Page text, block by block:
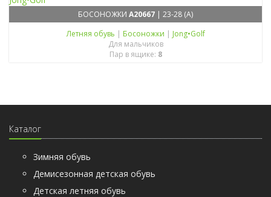
БОСОНОЖКИ A20667 | 23-28 (A)
Летняя обувь | Босоножки | Jong•Golf
Для мальчиков
Пар в ящике: 8
Каталог
Зимняя обувь
Демисезонная детская обувь
Детская летняя обувь